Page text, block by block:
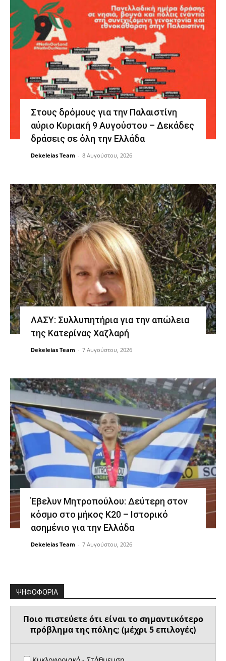
Στους δρόμους για την Παλαιστίνη
αύριο Κυριακή 9 Αυγούστου – Δεκάδες
δράσεις σε όλη την Ελλάδα
Dekeleias Team - 8 Αυγούστου, 2026
ΛΑΣΥ: Συλλυπητήρια για την απώλεια
της Κατερίνας Χαζλαρή
Dekeleias Team - 7 Αυγούστου, 2026
Έβελυν Μητροπούλου: Δεύτερη στον
κόσμο στο μήκος Κ20 – Ιστορικό
ασημένιο για την Ελλάδα
Dekeleias Team - 7 Αυγούστου, 2026
ΨΗΦΟΦΟΡΙΑ
Ποιο πιστεύετε ότι είναι το σημαντικότερο
πρόβλημα της πόλης; (μέχρι 5 επιλογές)